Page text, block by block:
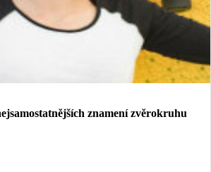
znamení zvěrokruhu